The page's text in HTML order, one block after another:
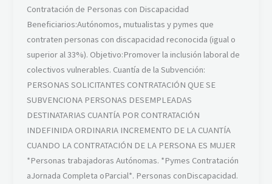
Contratación de Personas con Discapacidad
Beneficiarios:Autónomos, mutualistas y pymes que
contraten personas con discapacidad reconocida (igual o
superior al 33%). Objetivo:Promover la inclusión laboral de
colectivos vulnerables. Cuantía de la Subvención:
PERSONAS SOLICITANTES CONTRATACIÓN QUE SE
SUBVENCIONA PERSONAS DESEMPLEADAS
DESTINATARIAS CUANTÍA POR CONTRATACIÓN
INDEFINIDA ORDINARIA INCREMENTO DE LA CUANTÍA
CUANDO LA CONTRATACIÓN DE LA PERSONA ES MUJER
*Personas trabajadoras Autónomas. *Pymes Contratación
aJornada Completa oParcial*. Personas conDiscapacidad.